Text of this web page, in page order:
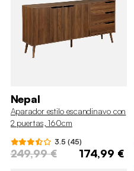
Nepal
Aparador estilo escandinavo con
2 puertas, 160cm
3.5 (45)
249,99 € 174,99 €